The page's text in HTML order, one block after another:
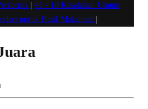
#5 - 10 Kesalahan Umum
untuk Hasil Maksimal